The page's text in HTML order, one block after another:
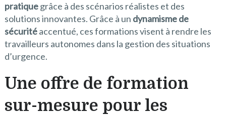
pratiquegrâce à des scénarios réalistes et des
solutions innovantes. Grâce à un dynamisme de
sécuritéaccentué, ces formations visent à rendre les
travailleurs autonomes dans la gestion des situations
d’urgence.
Une offre de formation
sur-mesure pour les